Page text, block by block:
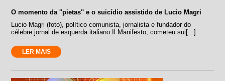
O momento da ''pietas'' e o suicídio assistido de Lucio Magri
Lucio Magri (foto), político comunista, jornalista e fundador do
célebre jornal de esquerda italiano Il Manifesto, cometeu sui[...]
LER MAIS